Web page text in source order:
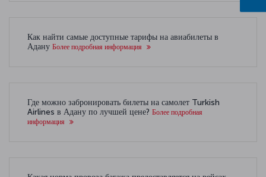
Как найти самые доступные тарифы на авиабилеты в
Адану Более подробная информация
Где можно забронировать билеты на самолет Turkish
Airlines в Адану по лучшей цене? Более подробная
информация